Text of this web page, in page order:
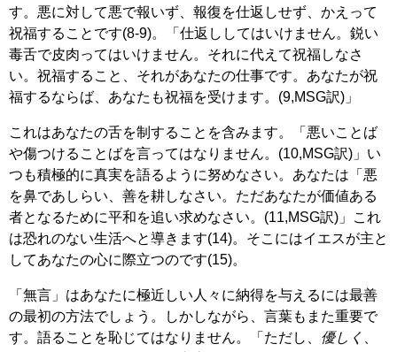
す。悪に対して悪で報いず、報復を仕返しせず、かえって
祝福することです(8-9)。「仕返ししてはいけません。鋭い
毒舌で皮肉ってはいけません。それに代えて祝福しなさ
い。祝福すること、それがあなたの仕事です。あなたが祝
福するならば、あなたも祝福を受けます。(9,MSG訳)」
これはあなたの舌を制することを含みます。「悪いことば
や傷つけることばを言ってはなりません。(10,MSG訳)」い
つも積極的に真実を語るように努めなさい。あなたは「悪
を鼻であしらい、善を耕しなさい。ただあなたが価値ある
者となるために平和を追い求めなさい。(11,MSG訳)」これ
は恐れのない生活へと導きます(14)。そこにはイエスが主と
してあなたの心に際立つのです(15)。
「無言」はあなたに極近しい人々に納得を与えるには最善
の最初の方法でしょう。しかしながら、言葉もまた重要で
す。語ることを恥じてはなりません。「ただし、 優しく 、